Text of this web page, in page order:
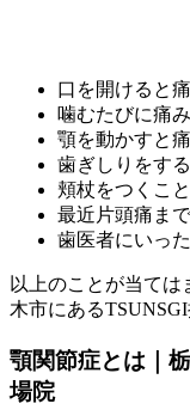
口を開けると
噛むたびに痛
顎を動かすと
歯ぎしりをす
頬杖をつくこ
最近片頭痛ま
歯医者にいっ
以上のことが当て
木市にある
顎関節症とは｜
場院